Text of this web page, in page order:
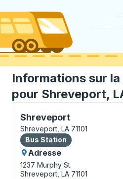
Informations sur
pour Shreveport,
Shreveport
Bus Station, utilisez les
Shreveport, LA 71101
Bus Station
Bus Station
Adresse
1237 Murphy St.
Shreveport, LA 71101